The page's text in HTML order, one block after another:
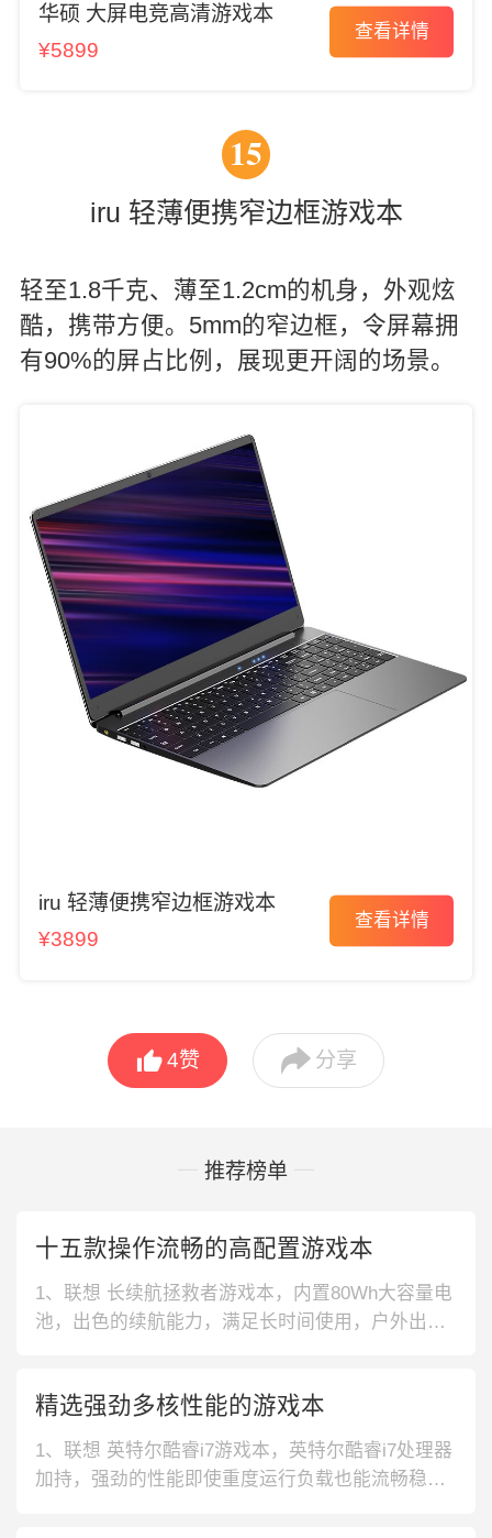
华硕 大屏电竞高清游戏本
¥5899
查看详情
15
iru 轻薄便携窄边框游戏本
轻至1.8千克、薄至1.2cm的机身，外观炫
酷，携带方便。5mm的窄边框，令屏幕拥
有90%的屏占比例，展现更开阔的场景。
iru 轻薄便携窄边框游戏本
¥3899
查看详情
4赞  分享
推荐榜单
十五款操作流畅的高配置游戏本
1、联想 长续航拯救者游戏本，内置80Wh大容量电
池，出色的续航能力，满足长时间使用，户外出行
率电竞屏，视野宽阔，为你带来沉浸式的游戏体
验。内置RGB炫彩影刃键盘，暗光环境下也能精准
输入。3、华硕 高刷新电
精选强劲多核性能的游戏本
1、联想 英特尔酷睿i7游戏本，英特尔酷睿i7处理器
加持，强劲的性能即使重度运行负载也能流畅稳